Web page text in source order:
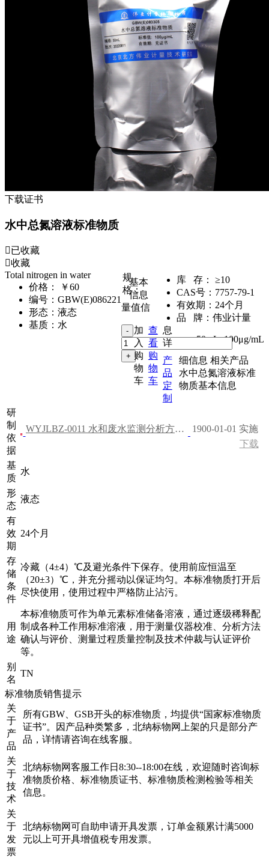
下载证书
水中总氮溶液标准物质
已收藏
收藏
Total nitrogen in water
价格：
￥60
编号： GBW(E)086221
形态： 液态
基质： 水
库 存：
≥10
CAS号： 7757-79-1
有效期： 24个月
品 牌： 伟业计量
规
格：
50mL,100μg/mL
加
入
购
物
车
查
看
购
物
车
产
品
定
制
基本
信息
量值信
息
详
细信息 相关产品
水中总氮溶液标准
物质基本信息
研
制
依
据
WYJLBZ-0011 水和废水监测分析方法（第四版）
1900-01-01 实施
下载
基
质
水
形
态
液态
有
效
期
24个月
存
储
条
件
冷藏（4±4）℃及避光条件下保存。使用前应恒温至
（20±3）℃，并充分摇动以保证均匀。本标准物质打开后
尽快使用，使用过程中严格防止沾污。
用
途
本标准物质可作为单元素标准储备溶液，通过逐级稀释配
制成各种工作用标准溶液，用于测量仪器校准、分析方法
确认与评价、测量过程质量控制及技术仲裁与认证评价
等。
别
名
TN
标准物质销售提示
关
于
产
品
所有GBW、GSB开头的标准物质，均提供“国家标准物质
证书”。因产品种类繁多，北纳标物网上架的只是部分产
品，详情请咨询在线客服。
关
于
技
术
北纳标物网客服工作日8:30--18:00在线，欢迎随时咨询标
准物质价格、标准物质证书、标准物质检测检验等相关
信息。
关
于
发
票
北纳标物网可自助申请开具发票，订单金额累计满5000
元以上可开具增值税专用发票。